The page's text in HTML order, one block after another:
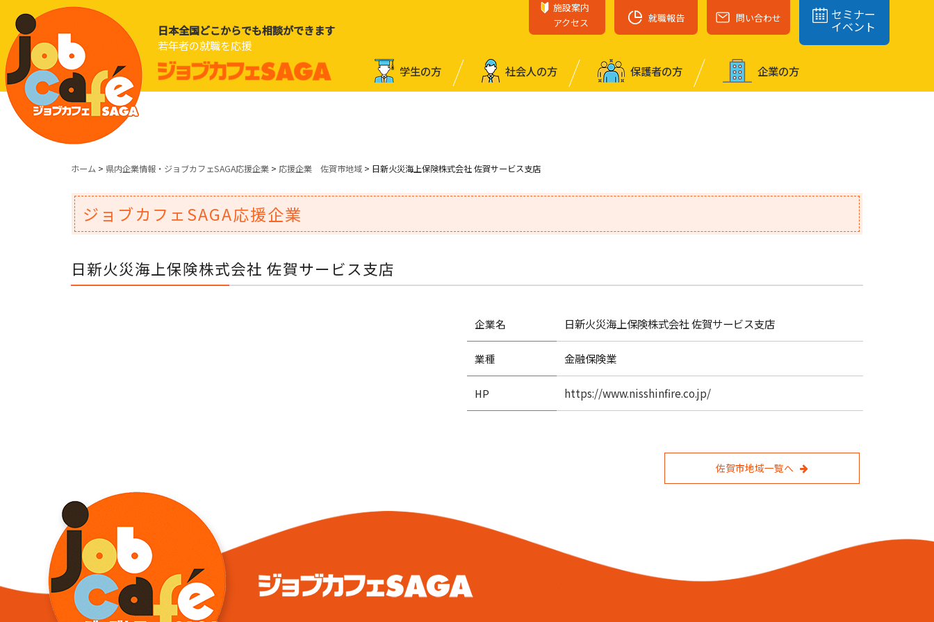
日本全国どこからでも相談ができます
若年者の就職を応援
施設案内
アクセス
就職報告 問い合わせ セミナー
イベント
学⽣の⽅ 社会⼈の⽅ 保護者の⽅ 企業の⽅
ホーム > 県内企業情報・ジョブカフェSAGA応援企業 > 応援企業 佐賀市地域 > 日新火災海上保険株式会社 佐賀サービス支店
ジョブカフェSAGA応援企業
日新火災海上保険株式会社 佐賀サービス支店
企業名 日新火災海上保険株式会社 佐賀サービス支店
業種 金融保険業
HP https://www.nisshinfire.co.jp/
佐賀市地域一覧へ